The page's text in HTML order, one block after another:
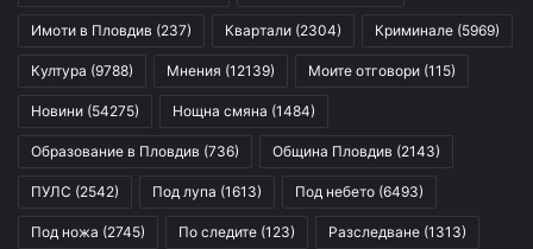
Имоти в Пловдив (237) Квартали (2304) Криминале (5969)
Култура (9788) Мнения (12139) Моите отговори (115)
Новини (54275) Нощна смяна (1484)
Образование в Пловдив (736) Община Пловдив (2143)
ПУЛС (2542) Под лупа (1613) Под небето (6493)
Под ножа (2745) По следите (123) Разследване (1313)